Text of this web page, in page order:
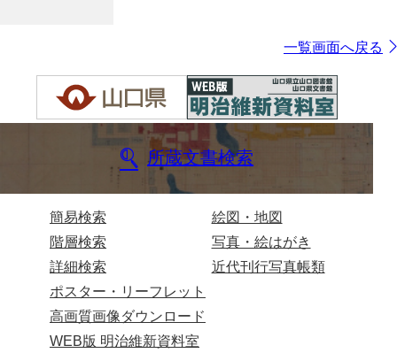
一覧画面へ戻る
所蔵文書検索
簡易検索
階層検索
詳細検索
絵図・地図
写真・絵はがき
近代刊行写真帳類
ポスター・リーフレット
高画質画像ダウンロード
WEB版 明治維新資料室